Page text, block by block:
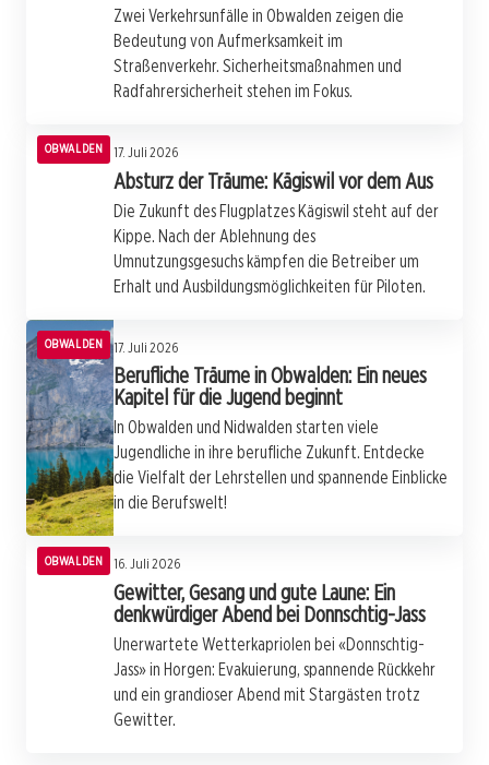
Zwei Verkehrsunfälle in Obwalden zeigen die
Bedeutung von Aufmerksamkeit im
Straßenverkehr. Sicherheitsmaßnahmen und
Radfahrersicherheit stehen im Fokus.
OBWALDEN 17. Juli 2026
Absturz der Träume: Kägiswil vor dem Aus
Die Zukunft des Flugplatzes Kägiswil steht auf der
Kippe. Nach der Ablehnung des
Umnutzungsgesuchs kämpfen die Betreiber um
Erhalt und Ausbildungsmöglichkeiten für Piloten.
OBWALDEN 17. Juli 2026
Berufliche Träume in Obwalden: Ein neues
Kapitel für die Jugend beginnt
In Obwalden und Nidwalden starten viele
Jugendliche in ihre berufliche Zukunft. Entdecke
die Vielfalt der Lehrstellen und spannende Einblicke
in die Berufswelt!
OBWALDEN 16. Juli 2026
Gewitter, Gesang und gute Laune: Ein
denkwürdiger Abend bei Donnschtig-Jass
Unerwartete Wetterkapriolen bei «Donnschtig-
Jass» in Horgen: Evakuierung, spannende Rückkehr
und ein grandioser Abend mit Stargästen trotz
Gewitter.